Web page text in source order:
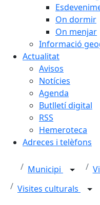
On dormir
On menjar
Informació
Actualitat
Avisos
Notícies
Agenda
Butlletí digital
RSS
Hemeroteca
Adreces i telèfons
Municipi
Visites culturals